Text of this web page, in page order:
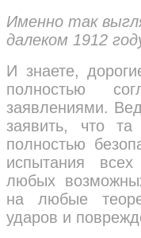
Именно так
далеком 1912
И знаете,
полностью
заявлениями.
заявить, что
полностью
испытания
любых
на любые
ударов и